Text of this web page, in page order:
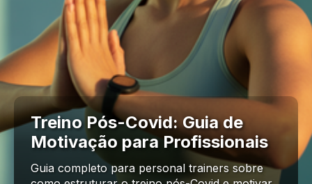
Treino Pós-Covid: Guia de
Motivação para Profissionais
Guia completo para personal trainers sobre